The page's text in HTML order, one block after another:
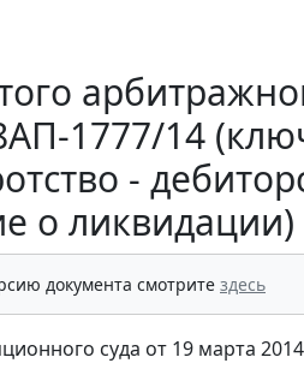
1777/14
-
о ликвидации)
документа смотрите здесь
суда от 19 марта